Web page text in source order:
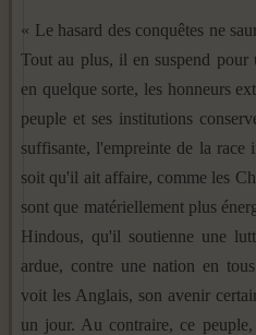
« Le hasard des conquêtes ne
Tout au plus, il en suspend pour
en quelque sorte, les honneurs
peuple et ses institutions
suffisante, l'empreinte de la race
soit qu'il ait affaire, comme les
sont que matériellement plus
Hindous, qu'il soutienne une
ardue, contre une nation en
voit les Anglais, son avenir
un jour. Au contraire, ce